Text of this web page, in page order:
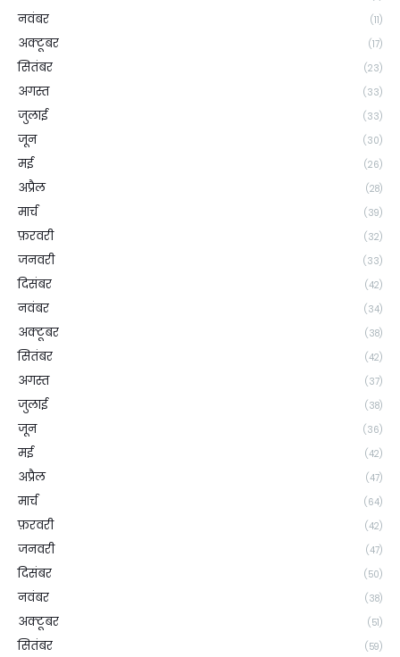
नवंबर (11)
अक्टूबर (17)
सितंबर (23)
अगस्त (33)
जुलाई (33)
जून (30)
मई (26)
अप्रैल (28)
मार्च (39)
फ़रवरी (32)
जनवरी (33)
दिसंबर (42)
नवंबर (34)
अक्टूबर (38)
सितंबर (42)
अगस्त (37)
जुलाई (38)
जून (36)
मई (42)
अप्रैल (47)
मार्च (64)
फ़रवरी (42)
जनवरी (47)
दिसंबर (50)
नवंबर (38)
अक्टूबर (51)
सितंबर (59)